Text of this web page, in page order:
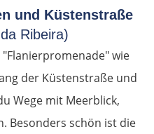
und Küstenstraße
Ribeira)
wie
der Küstenstraße und
Wege mit Meerblick,
Besonders schön ist die